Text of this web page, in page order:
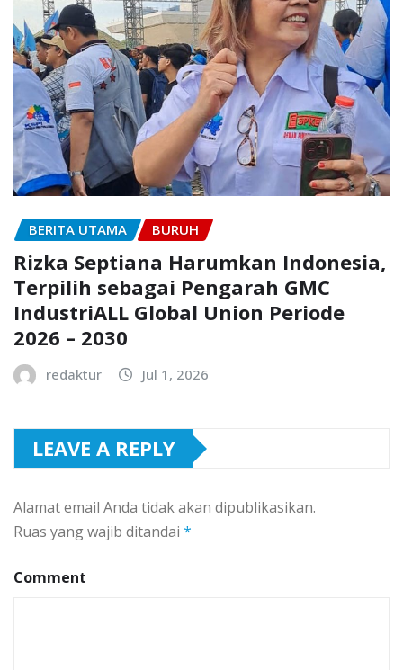
BERITA UTAMA BURUH
Rizka Septiana Harumkan Indonesia,
Terpilih sebagai Pengarah GMC
IndustriALL Global Union Periode
2026 – 2030
redaktur Jul 1, 2026
LEAVE A REPLY
Alamat email Anda tidak akan dipublikasikan.
Ruas yang wajib ditandai *
Comment